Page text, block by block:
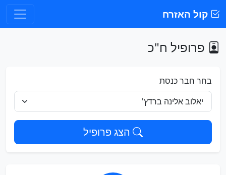
קול האזרח
פרופיל ח"כ
בחר חבר כנסת
הצג פרופיל